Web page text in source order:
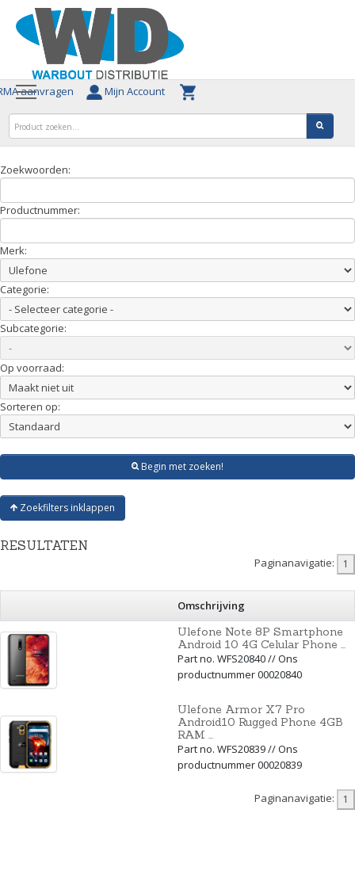
aanvragen Mijn Account
Zoekwoorden:
Productnummer:
Merk:
Categorie:
Subcategorie:
Op voorraad:
Sorteren op:
Begin met zoeken!
Zoekfilters inklappen
RESULTATEN
Paginanavigatie:
Omschrijving
Ulefone Note 8P Smartphone
Android 10 4G Celular Phone ...
Part no. WFS20840 // Ons
productnummer 00020840
Ulefone Armor X7 Pro
Android10 Rugged Phone 4GB
RAM ...
Part no. WFS20839 // Ons
productnummer 00020839
Paginanavigatie: